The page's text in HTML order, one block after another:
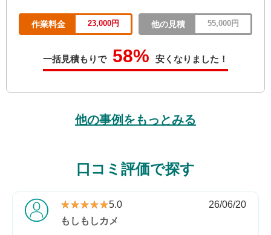
作業料金 23,000円 他の見積 55,000円
一括見積もりで 58% 安くなりました！
他の事例をもっとみる
口コミ評価で探す
★★★★★
★★★★★5.0
26/06/20
もしもしカメ